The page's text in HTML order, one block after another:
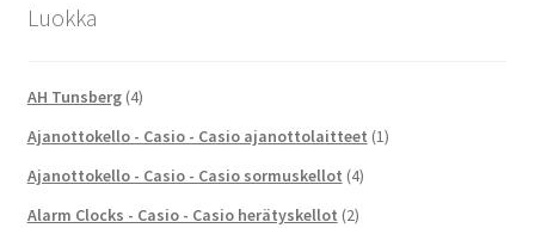
Luokka
AH Tunsberg (4)
Ajanottokello - Casio - Casio ajanottolaitteet (1)
Ajanottokello - Casio - Casio sormuskellot (4)
Alarm Clocks - Casio - Casio herätyskellot (2)